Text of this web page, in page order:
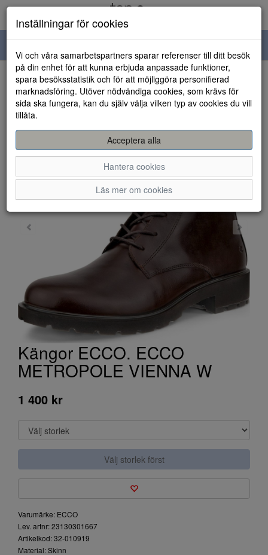
navigation
HEM
Kängor ECCO. ECCO
METROPOLE VIENNA W
1 400 kr
Välj storlek först
Varumärke: ECCO
Lev. artnr: 23130301667
Artikelkod: 32-010919
Material: Skinn
Inställningar för cookies
Vi och våra samarbetspartners sparar referenser till ditt besök
på din enhet för att kunna erbjuda anpassade funktioner,
spara besöksstatistik och för att möjliggöra personifierad
marknadsföring. Utöver nödvändiga cookies, som krävs för
sida ska fungera, kan du själv välja vilken typ av cookies du vill
tillåta.
Acceptera alla
Hantera cookies
Läs mer om cookies